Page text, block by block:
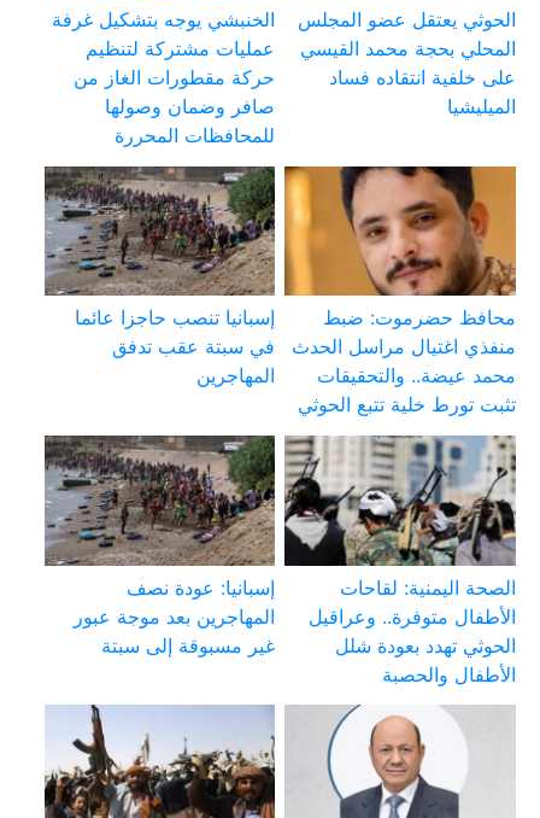
الحوثي يعتقل عضو المجلس
المحلي بحجة محمد القيسي
على خلفية انتقاده فساد
الميليشيا
الخنبشي يوجه بتشكيل غرفة
عمليات مشتركة لتنظيم
حركة مقطورات الغاز من
صافر وضمان وصولها
للمحافظات المحررة
محافظ حضرموت: ضبط
منفذي اغتيال مراسل الحدث
محمد عيضة.. والتحقيقات
تثبت تورط خلية تتبع الحوثي
إسبانيا تنصب حاجزا عائما
في سبتة عقب تدفق
المهاجرين
الصحة اليمنية: لقاحات
الأطفال متوفرة.. وعراقيل
الحوثي تهدد بعودة شلل
الأطفال والحصبة
إسبانيا: عودة نصف
المهاجرين بعد موجة عبور
غير مسبوقة إلى سبتة